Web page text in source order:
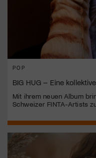
POP
BIG HUG – Eine
Mit ihrem neuen Album
Schweizer FINTA-Artists